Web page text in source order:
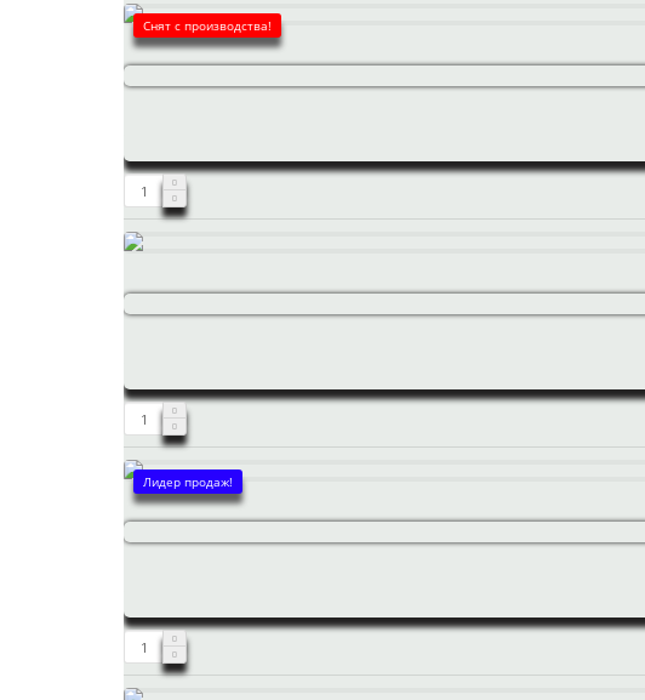
Снят с производства!
Лидер продаж!